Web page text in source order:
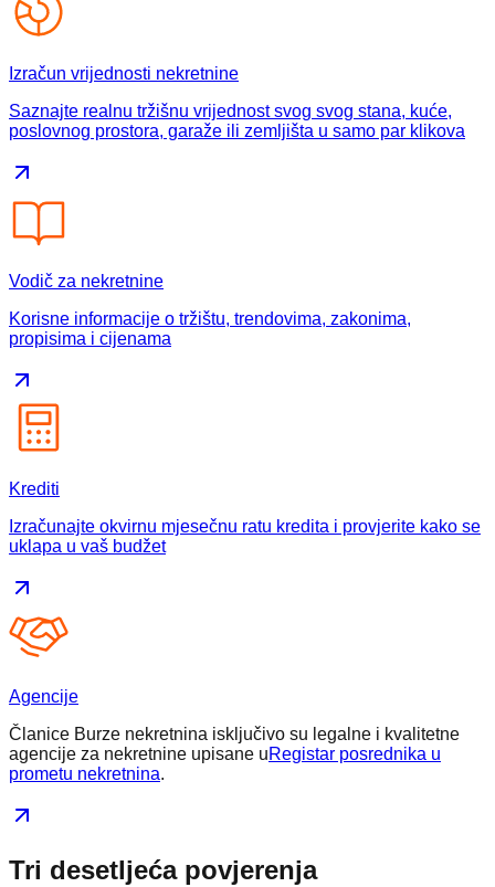
Izračun vrijednosti nekretnine
Saznajte realnu tržišnu vrijednost svog svog stana, kuće,
poslovnog prostora, garaže ili zemljišta u samo par klikova
Vodič za nekretnine
Korisne informacije o tržištu, trendovima, zakonima,
propisima i cijenama
Krediti
Izračunajte okvirnu mjesečnu ratu kredita i provjerite kako se
uklapa u vaš budžet
Agencije
Članice Burze nekretnina isključivo su legalne i kvalitetne
agencije za nekretnine upisane uRegistar posrednika u
prometu nekretnina.
Tri desetljeća povjerenja